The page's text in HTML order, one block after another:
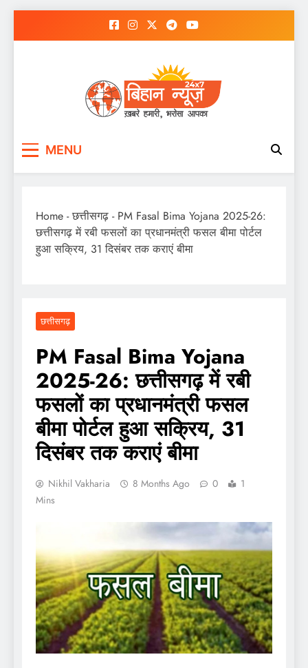
MENU
Home -छत्तीसगढ़ - PM Fasal Bima Yojana 2025-26:
छत्तीसगढ़ में रबी फसलों का प्रधानमंत्री फसल बीमा पोर्टल
हुआ सक्रिय, 31 दिसंबर तक कराएं बीमा
छत्तीसगढ़
PM Fasal Bima Yojana
2025-26: छत्तीसगढ़ में रबी
फसलों का प्रधानमंत्री फसल
बीमा पोर्टल हुआ सक्रिय, 31
दिसंबर तक कराएं बीमा
Nikhil Vakharia 8 Months Ago 0
1
Mins